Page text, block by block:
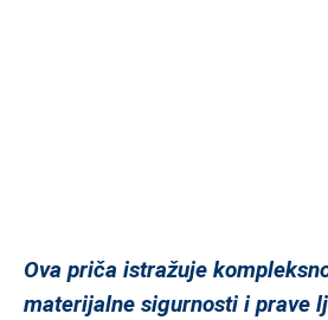
Ova priča istražuje
materijalne sigurnosti i prave